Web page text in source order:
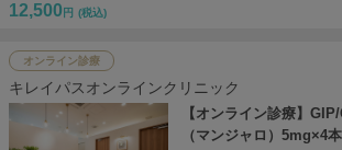
12,500 円 (税込)
オンライン診療
キレイパスオンラインクリニック
【オンライン診療】
（マンジャロ）5mg×4